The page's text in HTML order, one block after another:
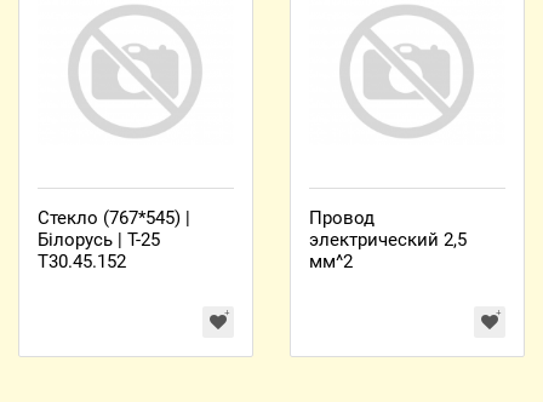
Стекло (767*545) |
Білорусь | Т-25
Т30.45.152
Провод
электрический 2,5
мм^2